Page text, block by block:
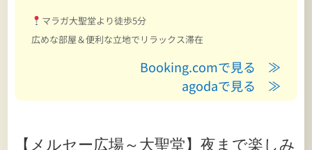
マラガ大聖堂より徒歩5分
広めな部屋＆便利な立地でリラックス滞在
Booking.comで見る ≫
agodaで見る ≫
【メルセー広場～大聖堂】夜まで楽しみ